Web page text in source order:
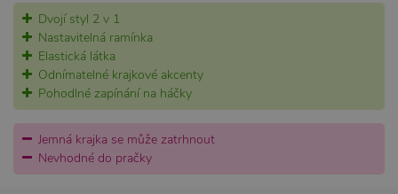
Dvojí styl 2 v 1
Nastavitelná ramínka
Elastická látka
Odnímatelné krajkové akcenty
Pohodlné zapínání na háčky
Jemná krajka se může zatrhnout
Nevhodné do pračky